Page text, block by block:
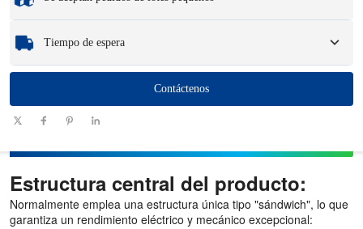
los productos que necesita de manera rápida y eficiente.
Tiempo de espera
101 - 1000
entrega (días)
Contáctenos
Estructura central del producto:
Normalmente emplea una estructura única tipo "sándwich", lo que
garantiza un rendimiento eléctrico y mecánico excepcional: